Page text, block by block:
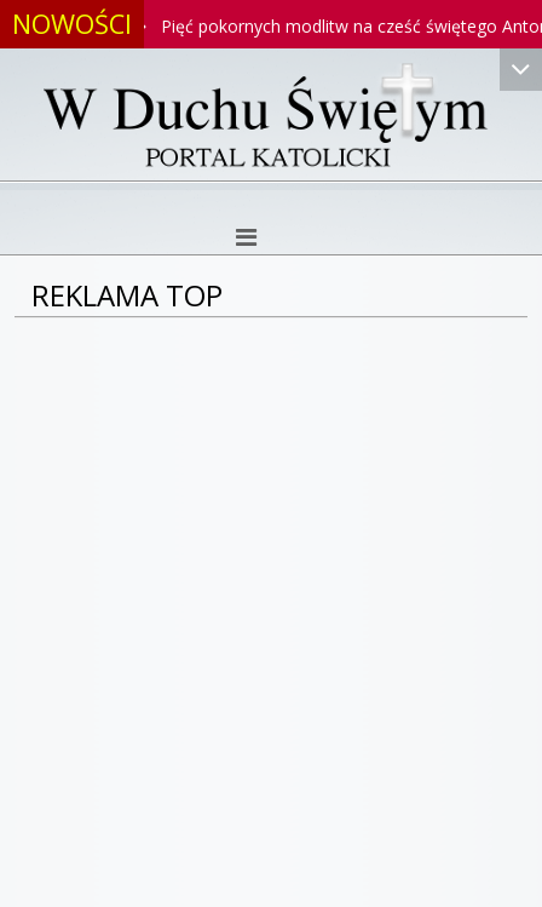
NOWOŚCIPięć pokornych modlitw na cześć świętego
REKLAMA TOP